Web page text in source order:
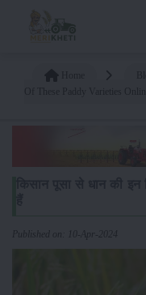
Published on: 10-Apr-2024